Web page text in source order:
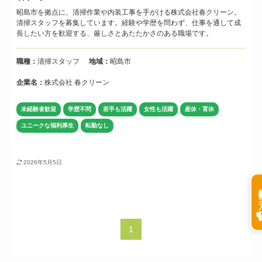
昭島市を拠点に、清掃作業や内装工事を手がける株式会社春クリーン。
清掃スタッフを募集しています。経験や学歴を問わず、仕事を通して成
長したい方を歓迎する、厳しさとあたたかさのある職場です。
職種： 清掃スタッフ 地域： 昭島市
企業名： 株式会社 春クリーン
未経験者歓迎 学歴不問 若手も活躍 女性も活躍 産休・育休
ユニークな福利厚生 転勤なし
2026年5月5日
1
掲